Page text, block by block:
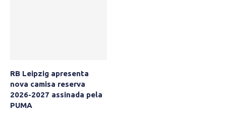
RB Leipzig apresenta
nova camisa reserva
2026-2027 assinada pela
PUMA